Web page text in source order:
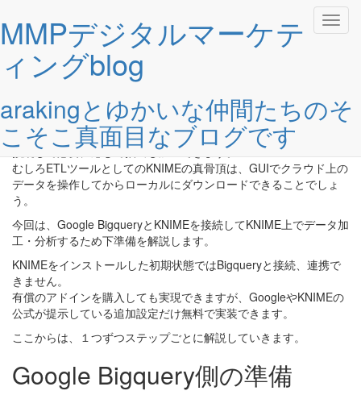
ナ
ビ
ョ
ン
り
替
MMPデジタルマーケテ
ィングblog
arakingとゆかいな仲間たちのそ
こそこ真面目なブログです
KNIMEでBigqueryと連携
する方法
zero comment
KNIMEはローカルにあるテーブルデータだけでなく、クラウドに
接続して必要に応じて抽出し加工できます。
むしろETLツールとしてのKNIMEの真骨頂は、GUIでクラウド上の
データを操作してからローカルにダウンロードできることでしょ
う。
今回は、Google BigqueryとKNIMEを接続してKNIME上でデータ加
工・分析するため下準備を解説します。
KNIMEをインストールした初期状態ではBigqueryと接続、連携で
きません。
有償のアドインを購入しても実現できますが、GoogleやKNIMEの
公式が提示している追加設定だけ無料で実装できます。
ここからは、１つずつステップごとに解説していきます。
Google Bigquery側の準備